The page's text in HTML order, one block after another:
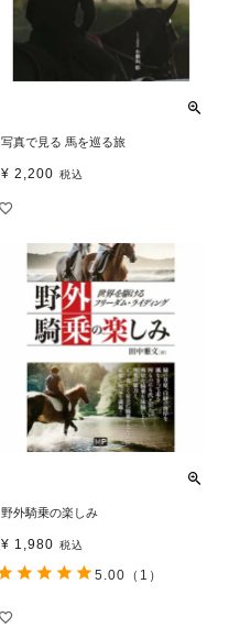
写真で見る 馬を巡る旅
¥ 2,200 税込
野外騎乗の楽しみ
¥ 1,980 税込
5.00 （1）